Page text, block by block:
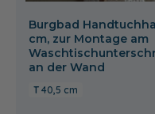
Burgbad
cm, zur Montage am
an der Wand
40,5 cm